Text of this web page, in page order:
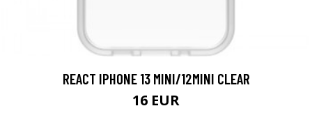
REACT IPHONE 13 MINI/12MINI CLEAR
16 EUR